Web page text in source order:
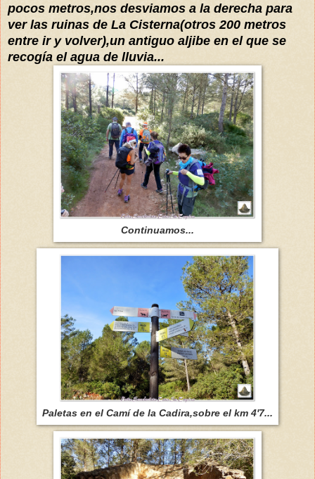
pocos metros,nos desviamos a la derecha para
ver las ruinas de La Cisterna(otros 200 metros
entre ir y volver),un antiguo aljibe en el que se
recogía el agua de lluvia...
Continuamos...
Paletas en el Camí de la Cadira,sobre el km 4'7...